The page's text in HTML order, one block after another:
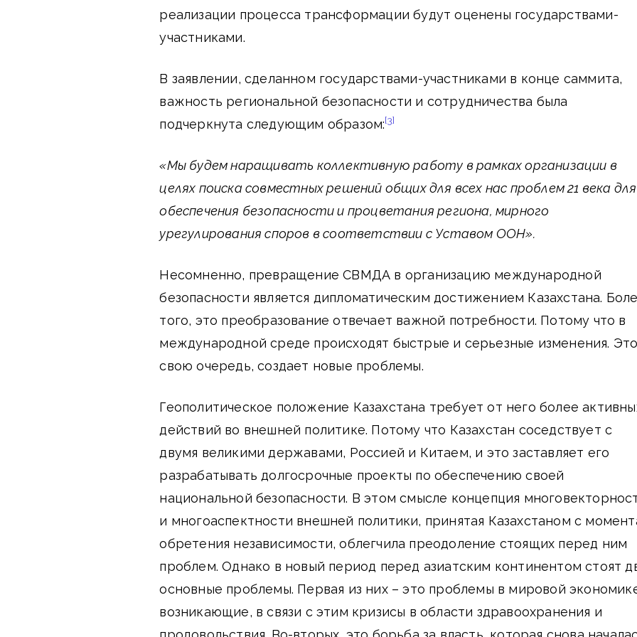
реализации процесса трансформации будут оценены государствами-
участниками.
В заявлении, сделанном государствами-участниками в конце саммита,
важность региональной безопасности и сотрудничества была
подчеркнута следующим образом:[3]
«Мы будем наращивать коллективную работу в рамках организации в
целях поиска совместных решений общих для всех нас проблем 21 века для
обеспечения безопасности и процветания региона, мирного
урегулирования споров в соответствии с Уставом ООН».
Несомненно, превращение СВМДА в организацию международной
безопасности является дипломатическим достижением Казахстана.
того, это преобразование отвечает важной потребности. Потому что в
международной среде происходят быстрые и серьезные изменения.
свою очередь, создает новые проблемы.
Геополитическое положение Казахстана требует от него более
действий во внешней политике. Потому что Казахстан соседствует с
двумя великими державами, Россией и Китаем, и это заставляет его
разрабатывать долгосрочные проекты по обеспечению своей
национальной безопасности. В этом смысле концепция
и многоаспектности внешней политики, принятая Казахстаном с
обретения независимости, облегчила преодоление стоящих перед ним
проблем. Однако в новый период перед азиатским континентом стоят
основные проблемы. Первая из них – это проблемы в мировой
возникающие, в связи с этим кризисы в области здравоохранения и